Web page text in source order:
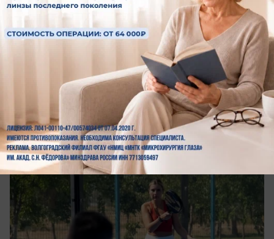
0
ФОТОРЕПОРТАЖ
В Волжском разыграли Кубок мэра по
падел-теннису: фоторепортаж
14 участников и полный драйв